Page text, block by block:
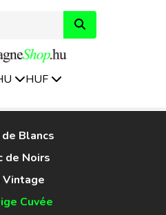
HUF
Blancs
de Noirs
Vintage
Cuvée